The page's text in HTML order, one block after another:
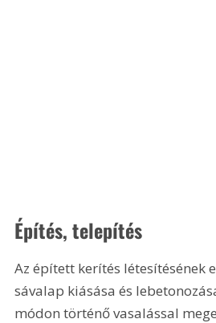
Építés, telepítés
Az épített kerítés létesítésének
sávalap kiásása és
módon történő vasalással